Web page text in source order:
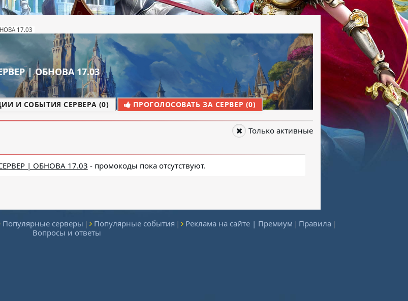
17.03
| ОБНОВА 17.03
И СОБЫТИЯ СЕРВЕРА (0) ПРОГОЛОСОВАТЬ ЗА СЕРВЕР (0)
Только активные
| ОБНОВА 17.03 - промокоды пока отсутствуют.
Популярные серверы | Популярные события | Реклама на сайте | Премиум | Правила |
Вопросы и ответы